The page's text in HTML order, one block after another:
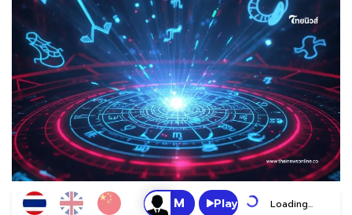
Play Loading...